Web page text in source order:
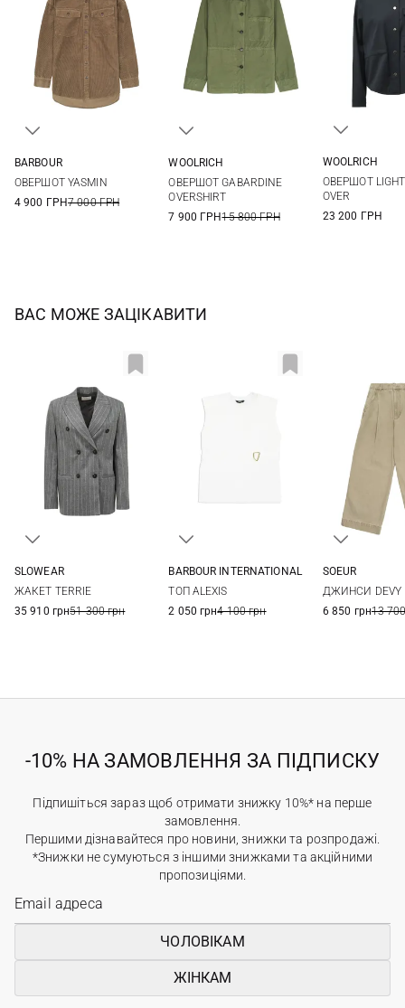
BARBOUR
ОВЕРШОТ YASMIN
4 900 ГРН7 000 ГРН
WOOLRICH
ОВЕРШОТ GABARDINE
OVERSHIRT
7 900 ГРН15 800 ГРН
WOOLRICH
ОВЕРШОТ LIGHT
OVER
23 200 ГРН
ВАС МОЖЕ ЗАЦІКАВИТИ
SLOWEAR
ЖАКЕТ TERRIE
35 910 грн51 300 грн
BARBOUR INTERNATIONAL
ТОП ALEXIS
2 050 грн4 100 грн
SOEUR
ДЖИНСИ DEVY
6 850 грн13
-10% НА ЗАМОВЛЕННЯ ЗА ПІДПИСКУ
Підпишіться зараз щоб отримати знижку 10%* на перше
замовлення.
Першими дізнавайтеся про новини, знижки та розпродажі.
*Знижки не сумуються з іншими знижками та акційними
пропозиціями.
ЧОЛОВІКАМ
ЖІНКАМ